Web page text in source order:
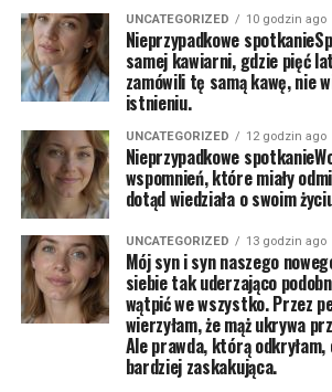
UNCATEGORIZED 10 godzin ago
Nieprzypadkowe
samej kawiarni, gdzie pięć
zamówili tę samą kawę, nie
istnieniu.
UNCATEGORIZED 12 godzin ago
Nieprzypadkowe
wspomnień, które miały
dotąd wiedziała o swoim
UNCATEGORIZED 13 godzin ago
Mój syn i syn naszego
siebie tak uderzająco
wątpić we wszystko. Przez
wierzyłam, że mąż ukrywa
Ale prawda, którą odkryłam,
bardziej zaskakująca.